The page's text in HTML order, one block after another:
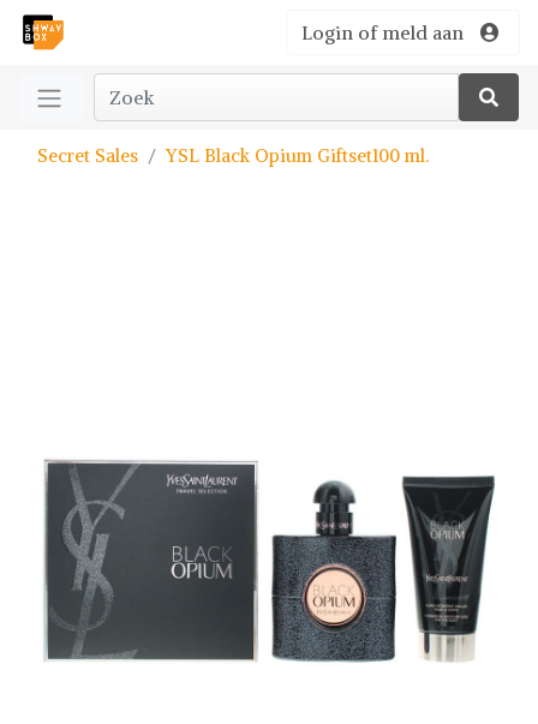
Login of meld aan
Secret Sales YSL Black Opium Giftset100 ml.